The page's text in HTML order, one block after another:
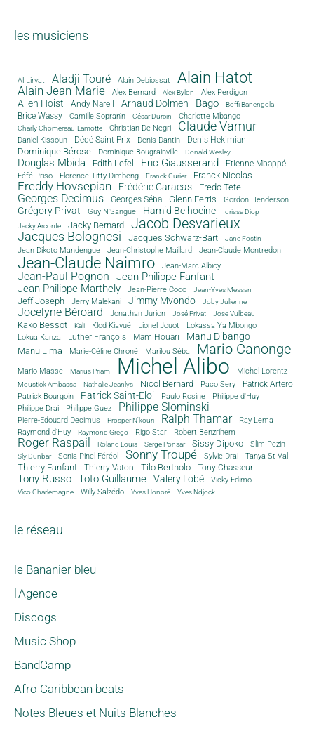
les musiciens
Al Lirvat Aladji Touré Alain Debiossat Alain Hatot
Alain Jean-Marie Alex Bernard Alex Bylon Alex Perdigon
Allen Hoist Andy Narell Arnaud Dolmen Bago Boffi Banengola
Brice Wassy Camille Sopran'n César Durcin Charlotte Mbango
Charly Chomereau-Lamotte Christian De Negri Claude Vamur
Daniel Kissoun Dédé Saint-Prix Denis Dantin Denis Hekimian
Dominique Bérose Dominique Bougrainville Donald Wesley
Douglas Mbida Edith Lefel Eric Giausserand Etienne Mbappé
Féfé Priso Florence Titty Dimbeng Franck Curier Franck Nicolas
Freddy Hovsepian Frédéric Caracas Fredo Tete
Georges Decimus Georges Séba Glenn Ferris Gordon Henderson
Grégory Privat Guy N'Sangue Hamid Belhocine
Idrissa Diop
Jacky Arconte
Jacky Bernard Jacob Desvarieux
Jacques Bolognesi Jacques Schwarz-Bart Jane Fostin
Jean Dikoto Mandengue Jean-Christophe Maillard Jean-Claude Montredon
Jean-Claude Naimro Jean-Marc Albicy
Jean-Paul Pognon
Jean-Philippe Fanfant
Jean-Philippe Marthely
Jean-Pierre Coco Jean-Yves Messan
Jeff Joseph Jerry Malekani Jimmy Mvondo Joby Julienne
Jocelyne Béroard Jonathan Jurion José Privat Jose Vulbeau
Kako Bessot Kali Klod Kiavué Lionel Jouot
Lokassa Ya Mbongo
Lokua Kanza
Luther François Mam Houari Manu Dibango
Manu Lima Marie-Céline Chroné Marilou Séba Mario Canonge
Mario Masse Marius Priam Michel Alibo Michel Lorentz
Moustick Ambassa Nathalie Jeanlys Nicol Bernard Paco Sery
Patrick Artero
Patrick Bourgoin
Patrick Saint-Eloi Paulo Rosine
Philippe d'Huy
Philippe Drai
Philippe Guez Philippe Slominski
Pierre-Edouard Decimus Prosper N'kouri Ralph Thamar
Ray Lema
Raymond d'Huy
Raymond Grego Rigo Star Robert Benzrihem
Roger Raspail Roland Louis Serge Ponsar Sissy Dipoko Slim Pezin
Sly Dunbar Sonia Pinel-Féréol Sonny Troupé Sylvie Drai Tanya St-Val
Thierry Fanfant Thierry Vaton Tilo Bertholo Tony Chasseur
Tony Russo Toto Guillaume Valery Lobé Vicky Edimo
Vico Charlemagne Willy Salzédo Yves Honoré Yves Ndjock
le réseau
le Bananier bleu
l'Agence
Discogs
Music Shop
BandCamp
Afro Caribbean beats
Notes Bleues et Nuits Blanches